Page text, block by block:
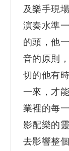
及樂手現
演奏水準
的頭，他
音的原則
切的他有
一來，才
業裡的每
影配樂的
去影響整